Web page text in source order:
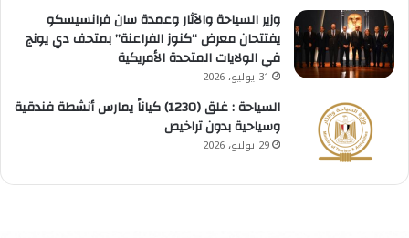
وزير السياحة والآثار وعمدة سان فرانسيسكو
يفتتحان معرض “كنوز الفراعنة” بمتحف دي يونج
في الولايات المتحدة الأمريكية
31 يوليو، 2026
السياحة : غلق (1230) كياناً يمارس أنشطة فندقية
وسياحية بدون تراخيص
29 يوليو، 2026